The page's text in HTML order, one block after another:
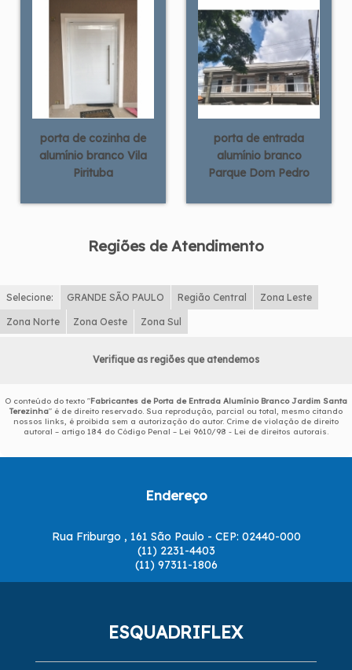
porta de cozinha de
alumínio branco Vila
Pirituba
porta de entrada
alumínio branco
Parque Dom Pedro
Regiões de Atendimento
Selecione: GRANDE SÃO PAULO Região Central Zona Leste
Zona Norte Zona Oeste Zona Sul
Verifique as regiões que atendemos
O conteúdo do texto "Fabricantes de Porta de Entrada Alumínio Branco Jardim Santa
Terezinha" é de direito reservado. Sua reprodução, parcial ou total, mesmo citando
nossos links, é proibida sem a autorização do autor. Crime de violação de direito
autoral – artigo 184 do Código Penal – Lei 9610/98 - Lei de direitos autorais
Endereço
Rua Friburgo , 161 São Paulo - CEP: 02440-000
(11) 2231-4403
(11) 97311-1806
ESQUADRIFLEX